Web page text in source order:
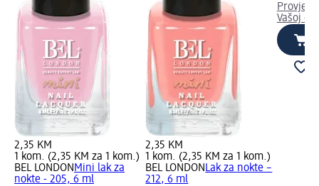
2,35 KM
1 kom. (2,35 KM za 1 kom.)
BEL LONDON Mini lak za
nokte - 205, 6 ml
2,35 KM
1 kom. (2,35 KM za 1 kom.)
BEL LONDON Lak za nokte –
212, 6 ml
Vašoj